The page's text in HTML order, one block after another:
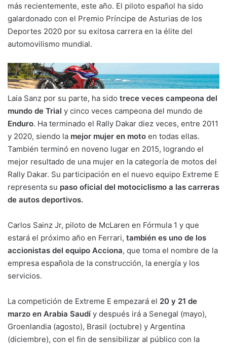
más recientemente, este año. El piloto español ha sido
galardonado con el Premio Príncipe de Asturias de los
Deportes 2020 por su exitosa carrera en la élite del
automovilismo mundial.
Laia Sanz por su parte, ha sido trece veces campeona del
mundo de Trial y cinco veces campeona del mundo de
Enduro. Ha terminado el Rally Dakar diez veces, entre 2011
y 2020, siendo la mejor mujer en moto en todas ellas.
También terminó en noveno lugar en 2015, logrando el
mejor resultado de una mujer en la categoría de motos del
Rally Dakar. Su participación en el nuevo equipo Extreme E
representa su paso oficial del motociclismo a las carreras
de autos deportivos.
Carlos Sainz Jr, piloto de McLaren en Fórmula 1 y que
estará el próximo año en Ferrari, también es uno de los
accionistas del equipo Acciona, que toma el nombre de la
empresa española de la construcción, la energía y los
servicios.
La competición de Extreme E empezará el 20 y 21 de
marzo en Arabia Saudí y después irá a Senegal (mayo),
Groenlandia (agosto), Brasil (octubre) y Argentina
(diciembre), con el fin de sensibilizar al público con la